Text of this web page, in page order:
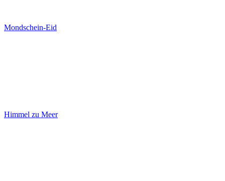
Mondschein-Eid
Himmel zu Meer